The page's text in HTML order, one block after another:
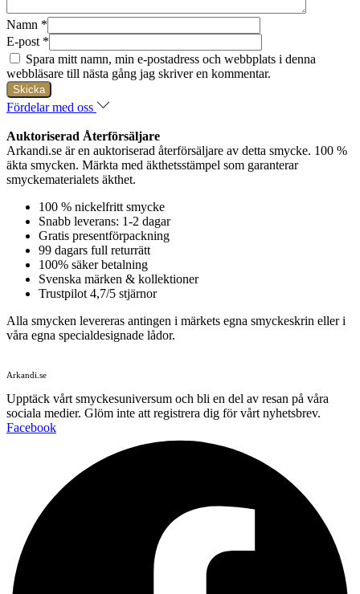
Namn *
E-post *
Spara mitt namn, min e-postadress och webbplats i denna
webbläsare till nästa gång jag skriver en kommentar.
Fördelar med oss
Auktoriserad Återförsäljare
Arkandi.se är en auktoriserad återförsäljare av detta smycke. 100 %
äkta smycken. Märkta med äkthetsstämpel som garanterar
smyckematerialets äkthet.
100 % nickelfritt smycke
Snabb leverans: 1-2 dagar
Gratis presentförpackning
99 dagars full returrätt
100% säker betalning
Svenska märken & kollektioner
Trustpilot 4,7/5 stjärnor
Alla smycken levereras antingen i märkets egna smyckeskrin eller i
våra egna specialdesignade lådor.
Arkandi.se
Upptäck vårt smyckesuniversum och bli en del av resan på våra
sociala medier. Glöm inte att registrera dig för vårt nyhetsbrev.
Facebook